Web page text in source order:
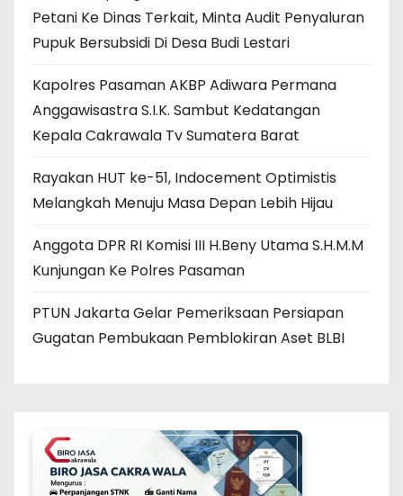
Petani Ke Dinas Terkait, Minta Audit Penyaluran
Pupuk Bersubsidi Di Desa Budi Lestari
Kapolres Pasaman AKBP Adiwara Permana
Anggawisastra S.I.K. Sambut Kedatangan
Kepala Cakrawala Tv Sumatera Barat
Rayakan HUT ke-51, Indocement Optimistis
Melangkah Menuju Masa Depan Lebih Hijau
Anggota DPR RI Komisi III H.Beny Utama S.H.M.M
Kunjungan Ke Polres Pasaman
PTUN Jakarta Gelar Pemeriksaan Persiapan
Gugatan Pembukaan Pemblokiran Aset BLBI